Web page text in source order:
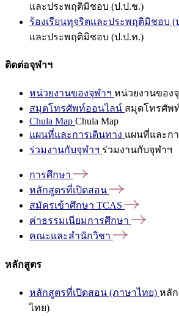
และประพฤติมิชอบ (ป.ป.ช.)
ร้องเรียนทุจริตและประพฤติมิชอบ (
และประพฤติมิชอบ (ป.ป.ท.)
ติดต่อจุฬาฯ
หน่วยงานของจุฬาฯ หน่วยงานของ
สมุดโทรศัพท์ออนไลน์ สมุดโทรศัพ
Chula Map Chula Map
แผนที่และการเดินทาง แผนที่และก
ร่วมงานกับจุฬาฯ ร่วมงานกับจุฬาฯ
การศึกษา
หลักสูตรที่เปิดสอน
สมัครเข้าศึกษา TCAS
ค่าธรรมเนียมการศึกษา
คณะและสำนักวิชา
หลักสูตร
หลักสูตรที่เปิดสอน (ภาษาไทย) หลั
ไทย)